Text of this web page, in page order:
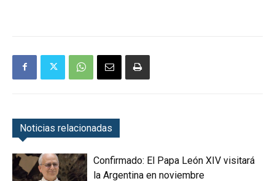
Noticias relacionadas
Confirmado: El Papa León XIV visitará
la Argentina en noviembre